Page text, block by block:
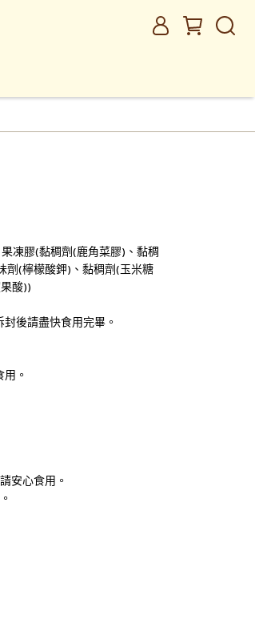
凍膠(黏稠劑(鹿角菜膠)、黏稠
劑(檸檬酸鉀)、黏稠劑(玉米糖
酸))
後請盡快食用完畢。
。
安心食用。